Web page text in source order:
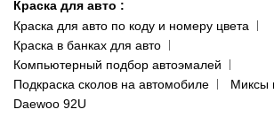
093 611-39-23
(ориентир: Интайм №40)
Одесса
пр-т Акад. Глушко, 29
066 554-97-70
Доставка и оплата
Сотрудничество
Наши публикации
Публичная оферта
Политика конфиденциальности
Краска для авто :
Краска для авто по коду и номеру цвета
Краска в банках для авто
Компьютерный подбор автоэмалей
Подкраска сколов на автомобиле
Миксы
Daewoo 92U